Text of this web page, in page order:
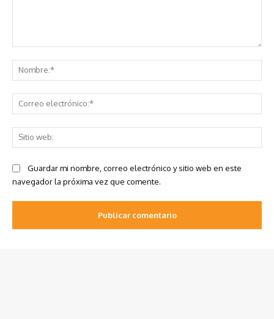
Guardar mi nombre, correo electrónico y sitio web en este
navegador la próxima vez que comente.